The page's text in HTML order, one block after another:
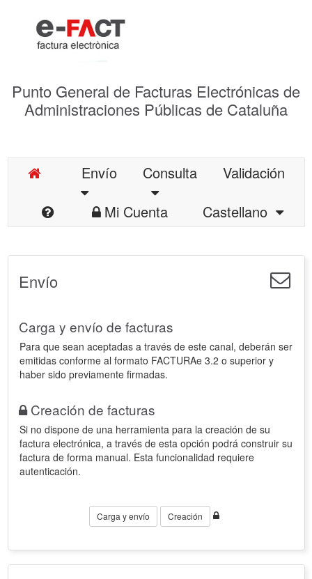
Punto General de Facturas Electrónicas de
Administraciones Públicas de Cataluña
Envío Consulta
Validación
Mi Cuenta
Castellano
Envío
Carga y envío de facturas
Para que sean aceptadas a través de este canal, deberán ser
emitidas conforme al formato FACTURAe 3.2 o superior y
haber sido previamente firmadas.
Creación de facturas
Si no dispone de una herramienta para la creación de su
factura electrónica, a través de esta opción podrá construir su
factura de forma manual. Esta funcionalidad requiere
autenticación.
Carga y envío Creación